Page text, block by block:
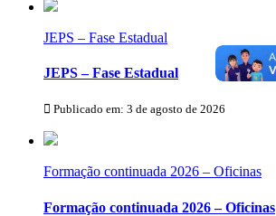
JEPS – Fase Estadual
JEPS – Fase Estadual
Publicado em: 3 de agosto de 2026
Formação continuada 2026 – Oficinas
Formação continuada 2026 – Oficinas